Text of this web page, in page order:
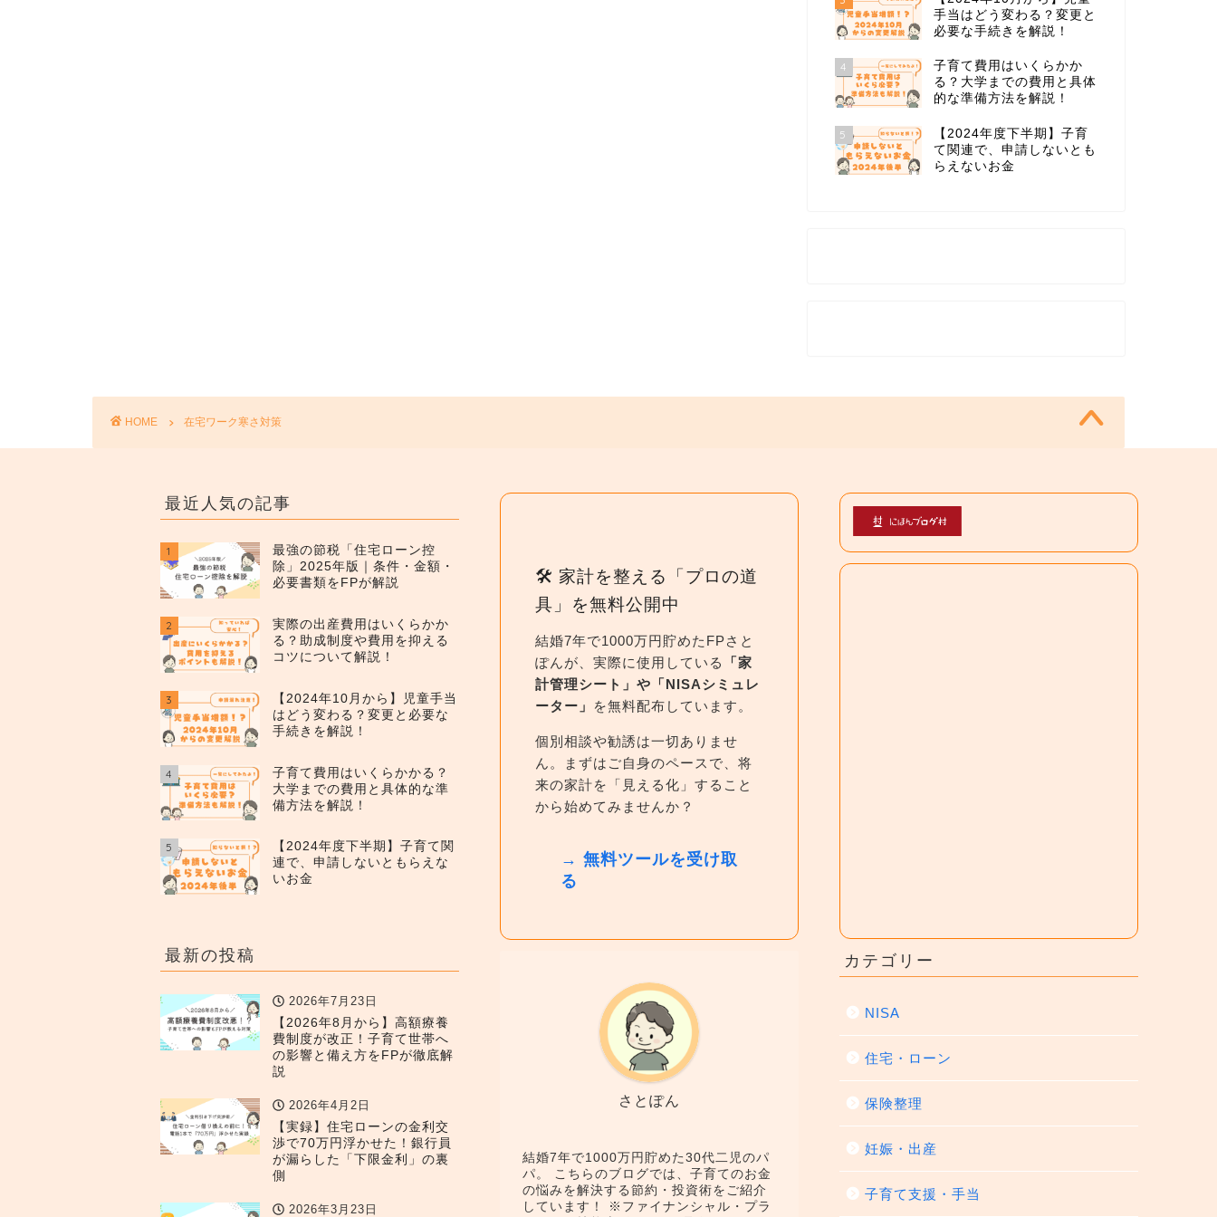
手当はどう変わる？変更と
必要な手続きを解説！
4
子育て費用はいくらかか
る？大学までの費用と具体
的な準備方法を解説！
5
【2024年度下半期】子育
て関連で、申請しないとも
らえないお金
HOME 在宅ワーク寒さ対策
最近人気の記事
1
最強の節税「住宅ローン控
除」2025年版｜条件・金額・
必要書類をFPが解説
2
実際の出産費用はいくらかか
る？助成制度や費用を抑える
コツについて解説！
3
【2024年10月から】児童手当
はどう変わる？変更と必要な
手続きを解説！
4
子育て費用はいくらかかる？
大学までの費用と具体的な準
備方法を解説！
5
【2024年度下半期】子育て関
連で、申請しないともらえな
いお金
最新の投稿
2026年7月23日
【2026年8月から】高額療養
費制度が改正！子育て世帯へ
の影響と備え方をFPが徹底解
説
2026年4月2日
【実録】住宅ローンの金利交
渉で70万円浮かせた！銀行員
が漏らした「下限金利」の裏
側
2026年3月23日
🛠 家計を整える「プロの道
具」を無料公開中
結婚7年で1000万円貯めたFPさと
ぽんが、実際に使用している
「家
計管理シート」や「NISAシミュレ
ーター」
を無料配布しています。
個別相談や勧誘は一切ありませ
ん。まずはご自身のペースで、将
来の家計を「見える化」すること
から始めてみませんか？
→ 無料ツールを受け取
る
さとぽん
結婚7年で1000万円貯めた30代二児のパ
パ。 こちらのブログでは、子育てのお金
の悩みを解決する節約・投資術をご紹介
しています！ ※ファイナンシャル・プラ
カテゴリー
NISA
住宅・ローン
保険整理
妊娠・出産
子育て支援・手当